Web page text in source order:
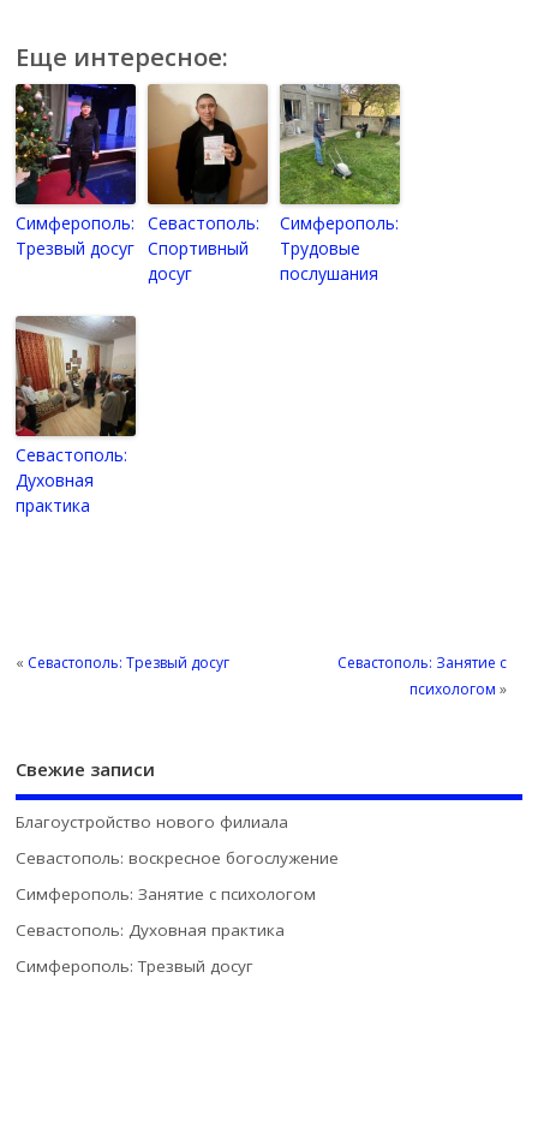
Еще интересное:
Симферополь:
Трезвый досуг
Севастополь:
Спортивный
досуг
Симферополь:
Трудовые
послушания
Севастополь:
Духовная
практика
« Севастополь: Трезвый досуг
Севастополь: Занятие с
психологом »
Свежие записи
Благоустройство нового филиала
Севастополь: воскресное богослужение
Симферополь: Занятие с психологом
Севастополь: Духовная практика
Симферополь: Трезвый досуг